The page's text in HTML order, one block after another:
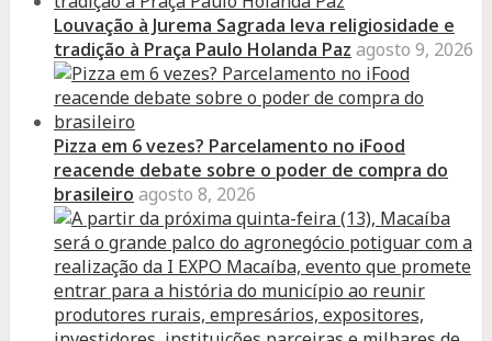
Louvação à Jurema Sagrada leva religiosidade e
tradição à Praça Paulo Holanda Paz agosto 9, 2026
Pizza em 6 vezes? Parcelamento no iFood
reacende debate sobre o poder de compra do
brasileiro agosto 8, 2026